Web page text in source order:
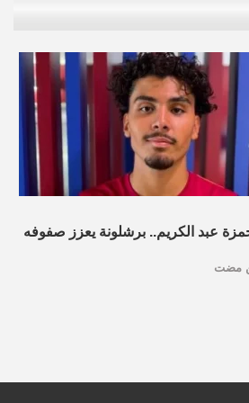
عبد الكريم.. برشلونة يعزز صفوفه
مضت